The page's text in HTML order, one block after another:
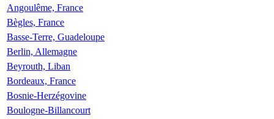
Angoulême, France
Bègles, France
Basse-Terre, Guadeloupe
Berlin, Allemagne
Beyrouth, Liban
Bordeaux, France
Bosnie-Herzégovine
Boulogne-Billancourt